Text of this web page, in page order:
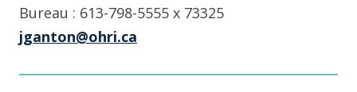
Bureau : 613-798-5555 x 73325
jganton@ohri.ca